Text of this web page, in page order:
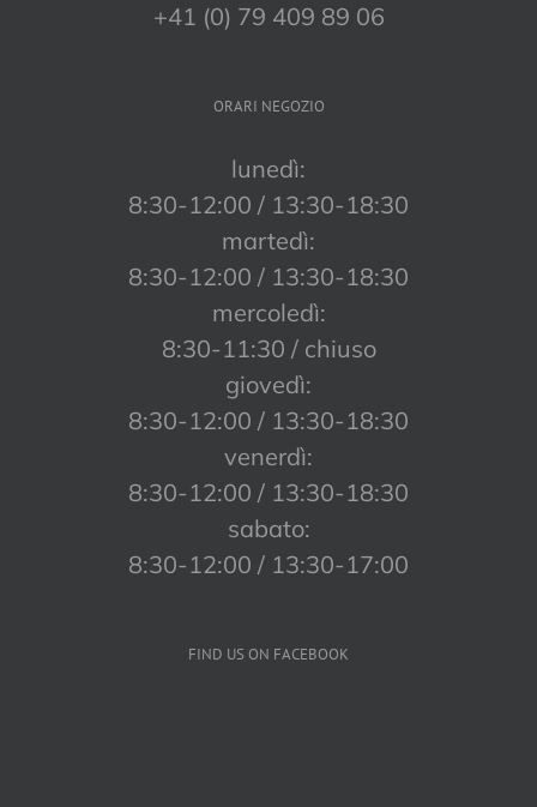
+41 (0) 79 409 89 06
ORARI NEGOZIO
lunedì:
8:30-12:00 / 13:30-18:30
martedì:
8:30-12:00 / 13:30-18:30
mercoledì:
8:30-11:30 / chiuso
giovedì:
8:30-12:00 / 13:30-18:30
venerdì:
8:30-12:00 / 13:30-18:30
sabato:
8:30-12:00 / 13:30-17:00
FIND US ON FACEBOOK